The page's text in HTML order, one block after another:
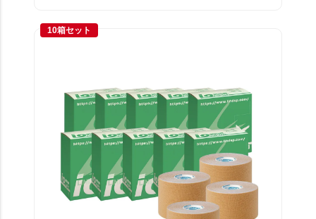
10箱セット